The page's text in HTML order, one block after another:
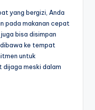
yang bergizi, Anda
pada makanan cepat
bisa disimpan
ke tempat
untuk
meski dalam